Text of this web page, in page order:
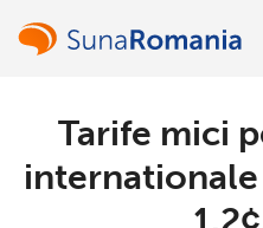
Bine-
Tarife mici